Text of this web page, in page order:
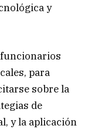
y
funcionarios
para
sobre la
de
y la aplicación